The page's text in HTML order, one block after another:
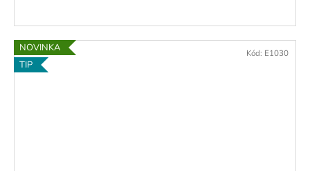
NOVINKA
TIP
Kód: E1030